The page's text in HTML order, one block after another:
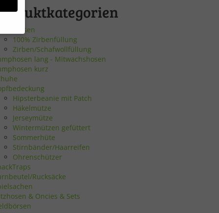
100% Zirbenfüllung
Zirben/Schafwollfüllung
lang - Mitwachshosen
kurz
Hipsterbeanie mit Patch
Häkelmütze
Jerseymütze
Wintermützen gefüttert
Sommerhüte
Stirnbänder/Haarreifen
Ohrenschützer
Rucksäcke
& Oncies & Sets
Zurück